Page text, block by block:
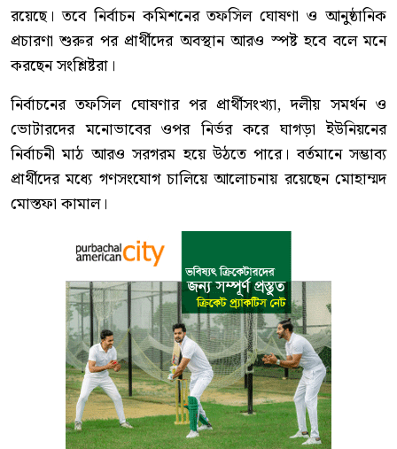
রয়েছে। তবে নির্বাচন কমিশনের তফসিল ঘোষণা ও আনুষ্ঠানিক
প্রচারণা শুরুর পর প্রার্থীদের অবস্থান আরও স্পষ্ট হবে বলে মনে
করছেন সংশ্লিষ্টরা।
নির্বাচনের তফসিল ঘোষণার পর প্রার্থীসংখ্যা, দলীয় সমর্থন ও
ভোটারদের মনোভাবের ওপর নির্ভর করে ঘাগড়া ইউনিয়নের
নির্বাচনী মাঠ আরও সরগরম হয়ে উঠতে পারে। বর্তমানে সম্ভাব্য
প্রার্থীদের মধ্যে গণসংযোগ চালিয়ে আলোচনায় রয়েছেন মোহাম্মদ
মোস্তফা কামাল।